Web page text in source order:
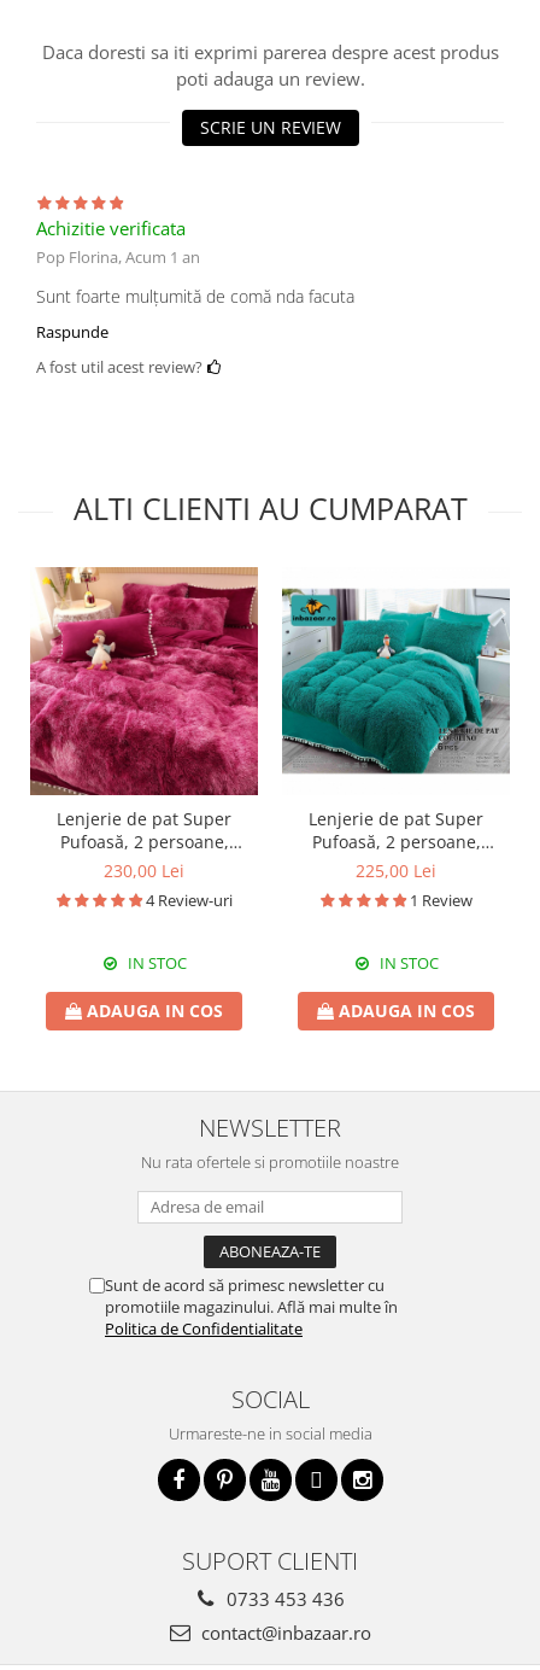
Daca doresti sa iti exprimi parerea despre acest produs
poti adauga un review.
SCRIE UN REVIEW
Achizitie verificata
Pop Florina,Acum 1 an
Sunt foarte mulțumită de comă nda facuta
Raspunde
A fost util acest review?
ALTI CLIENTI AU CUMPARAT
Lenjerie de pat Super
Pufoasă, 2 persoane,
cocolino, 6 piese, SPF05
230,00 Lei
4 Review-uri
IN STOC
ADAUGA IN COS
Lenjerie de pat Super
Pufoasă, 2 persoane,
cocolino, 6 piese, SPF14
225,00 Lei
1 Review
IN STOC
ADAUGA IN COS
NEWSLETTER
Nu rata ofertele si promotiile noastre
Sunt de acord să primesc newsletter cu
promotiile magazinului. Află mai multe în
Politica de Confidentialitate
SOCIAL
Urmareste-ne in social media
SUPORT CLIENTI
0733 453 436
contact@inbazaar.ro